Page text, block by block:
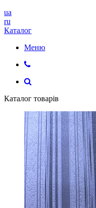
ua
ru
Каталог
Меню
Каталог товарів